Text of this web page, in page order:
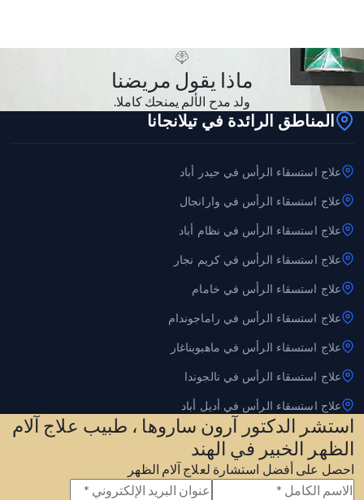
ماذا يقول مريضنا
ولد مدح الألم يمنحك كاملا.
المناطق الرائدة في تيلانجانا
علاج استسقاء الرأس في حيدر أباد
علاج استسقاء الرأس في وارانجال
علاج استسقاء الرأس في نظام أباد
علاج استسقاء الرأس في كريم نجار
علاج استسقاء الرأس في خامام
علاج استسقاء الرأس في راماجوندام
علاج استسقاء الرأس في ماهبوبناغار
علاج استسقاء الرأس في نالجوندا
علاج استسقاء الرأس في أديل أباد
استشر الدكتور آرون ساروها ، طبيب علاج آلام
الظهر الخبير في الهند
احصل على أفضل استشارة لعلاج آلام الظهر